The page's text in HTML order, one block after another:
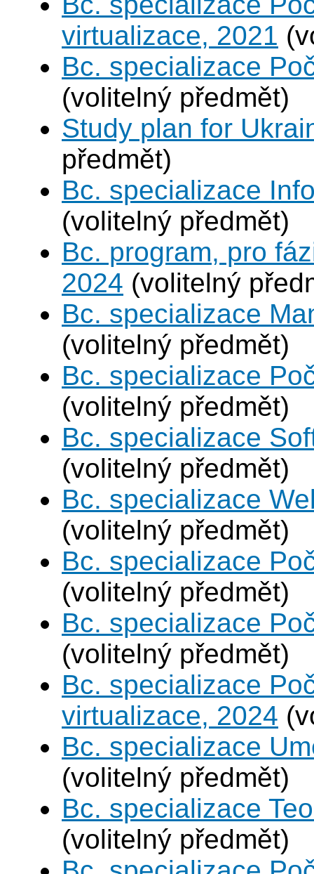
virtualizace, 2021
Bc. specializace
(volitelný předmět)
Study plan for
předmět)
Bc. specializace
(volitelný předmět)
Bc. program, pro
2024 (volitelný
Bc. specializace
(volitelný předmět)
Bc. specializace
(volitelný předmět)
Bc. specializace
(volitelný předmět)
Bc. specializace
(volitelný předmět)
Bc. specializace
(volitelný předmět)
Bc. specializace
(volitelný předmět)
Bc. specializace
virtualizace, 2024
Bc. specializace
(volitelný předmět)
Bc. specializace
(volitelný předmět)